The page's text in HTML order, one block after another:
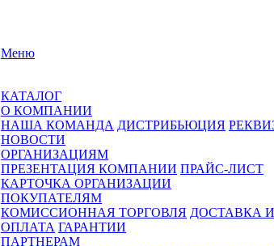
Меню
КАТАЛОГ
О КОМПАНИИ
НАША КОМАНДА ДИСТРИБЬЮЦИЯ
НОВОСТИ
ОРГАНИЗАЦИЯМ
ПРЕЗЕНТАЦИЯ КОМПАНИИ ПРАЙС-ЛИСТ
КАРТОЧКА ОРГАНИЗАЦИИ
ПОКУПАТЕЛЯМ
КОМИССИОННАЯ ТОРГОВЛЯ ДОСТАВКА И
ОПЛАТА ГАРАНТИИ
ПАРТНЕРАМ